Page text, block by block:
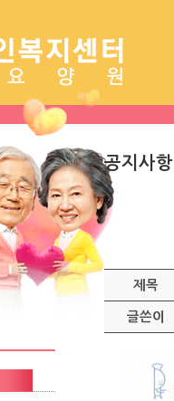
공지사항
제목
글쓴이